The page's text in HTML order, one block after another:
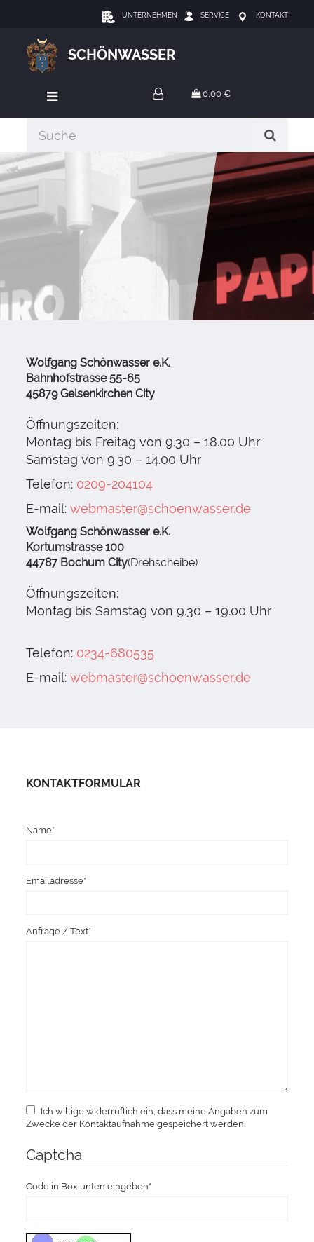
UNTERNEHMEN SERVICE KONTAKT
SCHÖNWASSER
0,00 €
Wolfgang Schönwasser e.K.
Bahnhofstrasse 55-65
45879 Gelsenkirchen City
Öffnungszeiten:
Montag bis Freitag von 9.30 – 18.00 Uhr
Samstag von 9.30 – 14.00 Uhr
Telefon: 0209-204104
E-mail:webmaster@schoenwasser.de
Wolfgang Schönwasser e.K.
Kortumstrasse 100
44787 Bochum City(Drehscheibe)
Öffnungszeiten:
Montag bis Samstag von 9.30 – 19.00 Uhr
Telefon: 0234-680535
E-mail:webmaster@schoenwasser.de
KONTAKTFORMULAR
Name*
Emailadresse*
Anfrage / Text*
Ich willige widerruflich ein, dass meine Angaben zum
Zwecke der Kontaktaufnahme gespeichert werden.
Captcha
Code in Box unten eingeben*